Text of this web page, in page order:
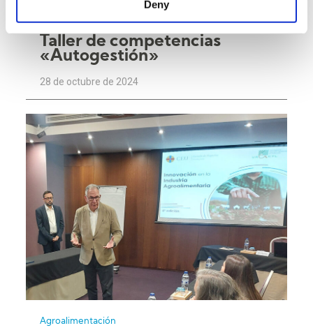
Deny
Empresas
Taller de competencias
«Autogestión»
28 de octubre de 2024
Agroalimentación